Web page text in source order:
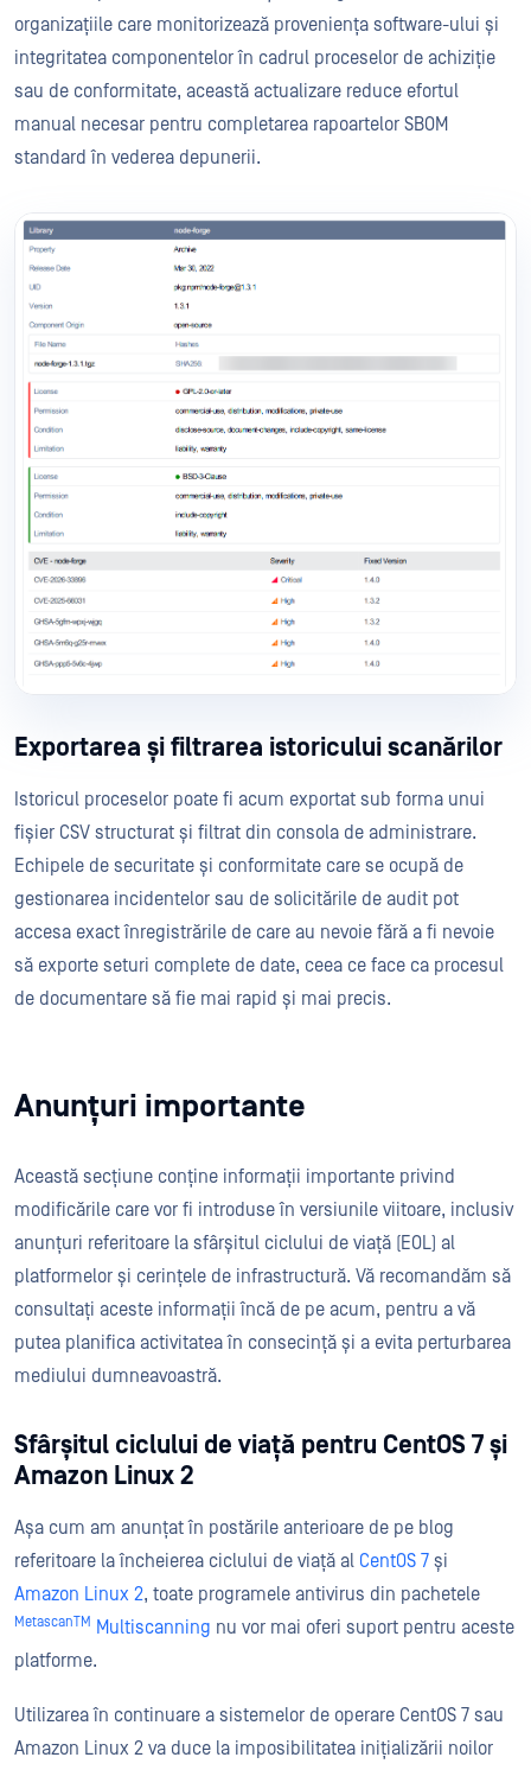
organizațiile care monitorizează proveniența software-ului și
integritatea componentelor în cadrul proceselor de achiziție
sau de conformitate, această actualizare reduce efortul
manual necesar pentru completarea rapoartelor SBOM
standard în vederea depunerii.
Exportarea și filtrarea istoricului scanărilor
Istoricul proceselor poate fi acum exportat sub forma unui
fișier CSV structurat și filtrat din consola de administrare.
Echipele de securitate și conformitate care se ocupă de
gestionarea incidentelor sau de solicitările de audit pot
accesa exact înregistrările de care au nevoie fără a fi nevoie
să exporte seturi complete de date, ceea ce face ca procesul
de documentare să fie mai rapid și mai precis.
Anunțuri importante
Această secțiune conține informații importante privind
modificările care vor fi introduse în versiunile viitoare, inclusiv
anunțuri referitoare la sfârșitul ciclului de viață (EOL) al
platformelor și cerințele de infrastructură. Vă recomandăm să
consultați aceste informații încă de pe acum, pentru a vă
putea planifica activitatea în consecință și a evita perturbarea
mediului dumneavoastră.
Sfârșitul ciclului de viață pentru CentOS 7 și
Amazon Linux 2
Așa cum am anunțat în postările anterioare de pe blog
referitoare la încheierea ciclului de viață al CentOS 7 și
Amazon Linux 2, toate programele antivirus din pachetele
MetascanTM Multiscanning nu vor mai oferi suport pentru aceste
platforme.
Utilizarea în continuare a sistemelor de operare CentOS 7 sau
Amazon Linux 2 va duce la imposibilitatea inițializării noilor